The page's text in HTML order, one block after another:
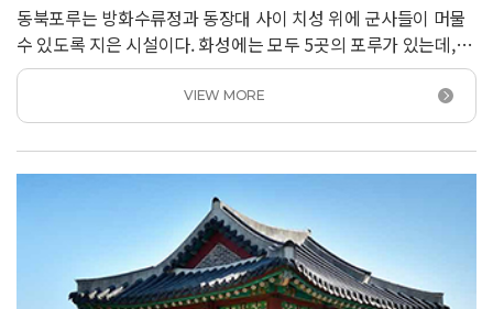
동북포루는 방화수류정과 동장대 사이 치성 위에 군사들이 머물
수 있도록 지은 시설이다. 화성에는 모두 5곳의 포루가 있는데,
동북포루는 지붕의 모습이 조선 시대 선비들이 쓰던
각건角巾이란 모자와 비슷해 보여서 &lsquo;각건대&rsquo;
라는 별칭을 갖고 있다.<br /> 동북포루는 다른 포루에 없는
시설을 갖췄다. 여장과 건물사이를 벽돌로 채워서
벽등甓磴이라는 단을 만들고, 누각의 계단도 벽돌로 만들었다.
지붕 양 끝에 올린 용머리 모양의 장식 기와 역시 동북포루에서만
볼 수 있다. 동북포루 특징을 살려 2019년에 다시 복원했다.
VIEW MORE